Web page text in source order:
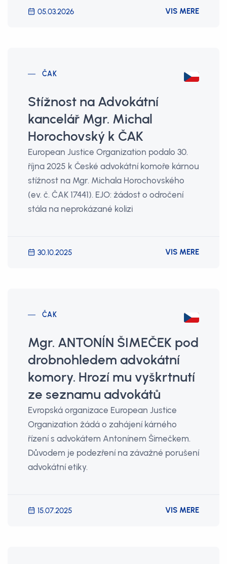
05.03.2026 VIS MERE
ČAK
Stížnost na Advokátní
kancelář Mgr. Michal
Horochovský k ČAK
European Justice Organization podalo 30.
října 2025 k České advokátní komoře kárnou
stížnost na Mgr. Michala Horochovského
(ev. č. ČAK 17441). EJO: žádost o odročení
stála na neprokázané kolizi
30.10.2025 VIS MERE
ČAK
Mgr. ANTONÍN ŠIMEČEK pod
drobnohledem advokátní
komory. Hrozí mu vyškrtnutí
ze seznamu advokátů
Evropská organizace European Justice
Organization žádá o zahájení kárného
řízení s advokátem Antonínem Šimečkem.
Důvodem je podezření na závažné porušení
advokátní etiky.
15.07.2025 VIS MERE